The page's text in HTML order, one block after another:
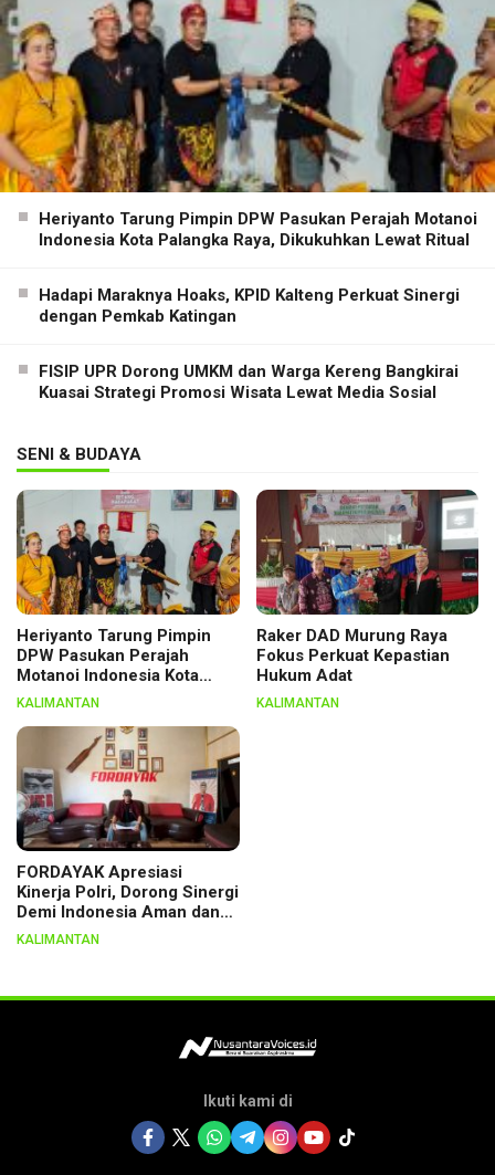
Heriyanto Tarung Pimpin DPW Pasukan Perajah Motanoi
Indonesia Kota Palangka Raya, Dikukuhkan Lewat Ritual
Hadapi Maraknya Hoaks, KPID Kalteng Perkuat Sinergi
dengan Pemkab Katingan
FISIP UPR Dorong UMKM dan Warga Kereng Bangkirai
Kuasai Strategi Promosi Wisata Lewat Media Sosial
SENI & BUDAYA
Heriyanto Tarung Pimpin
DPW Pasukan Perajah
Motanoi Indonesia Kota
Palangka Raya, Dikukuhkan
KALIMANTAN
Raker DAD Murung Raya
Fokus Perkuat Kepastian
Hukum Adat
KALIMANTAN
FORDAYAK Apresiasi
Kinerja Polri, Dorong Sinergi
Demi Indonesia Aman dan
Berkeadilan
KALIMANTAN
Ikuti kami di